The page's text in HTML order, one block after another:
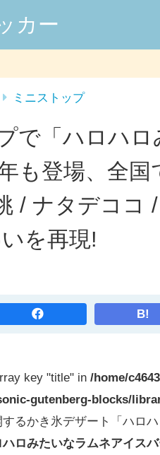
カー
ミニストップ
で「ハロハ
も登場、全
/ ナタデココ
を再現!
B!
key "title" in /home/
gutenberg-blocks/
るかき氷デザート「ハロ
ハロみたいなラムネアイス